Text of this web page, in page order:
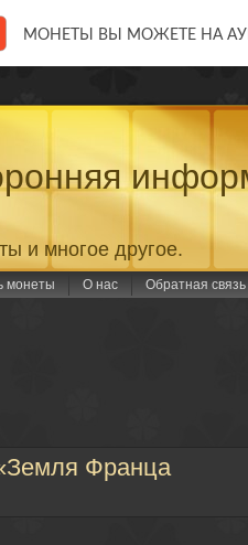
и многое другое.
монеты О нас Обратная связь
Франца